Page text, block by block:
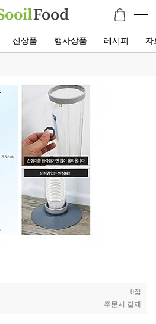
신상품 행사상품 레시피 자
0점
주문시 결제